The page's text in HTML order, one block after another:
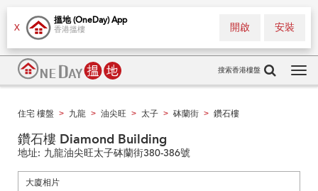
X
搵地 (OneDay) App
香港搵樓 安裝
開啟
搜索香港樓盤
住宅 樓盤 > 九龍 > 油尖旺 > 太子 > 砵蘭街 > 鑽石樓
鑽石樓 Diamond Building
地址: 九龍油尖旺太子砵蘭街380-386號
大廈相片